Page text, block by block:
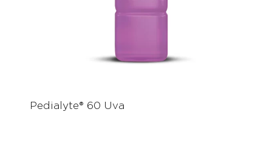
Pedialyte® 60 Uva